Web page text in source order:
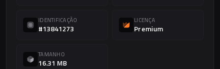
IDENTIFICAÇÃO
#13841273
LICENÇA
Premium
TAMANHO
16.31 MB